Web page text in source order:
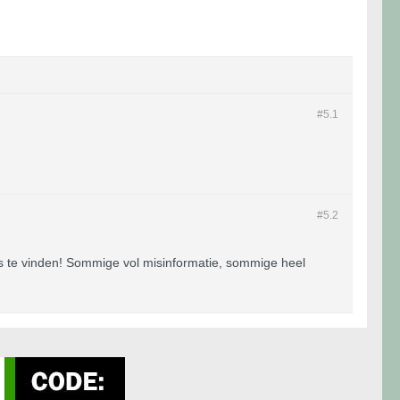
#5.1
#5.2
te vinden! Sommige vol misinformatie, sommige heel